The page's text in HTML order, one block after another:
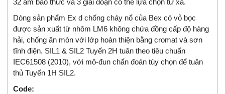
32 âm báo thức và 3 giai đoạn có thể lựa chọn từ xa.
Dòng sản phẩm Ex d chống cháy nổ của Bex có vỏ bọc
được sản xuất từ ​​nhôm LM6 không chứa đồng cấp độ hàng
hải, chống ăn mòn với lớp hoàn thiện bằng cromat và sơn
tĩnh điện. SIL1 & SIL2 Tuyến 2H tuân theo tiêu chuẩn
IEC61508 (2010), với mô-đun chẩn đoán tùy chọn để tuân
thủ Tuyến 1H SIL2.
Code: